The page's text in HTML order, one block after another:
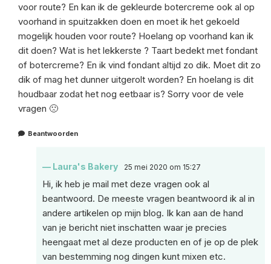
voor route? En kan ik de gekleurde botercreme ook al op
voorhand in spuitzakken doen en moet ik het gekoeld
mogelijk houden voor route? Hoelang op voorhand kan ik
dit doen? Wat is het lekkerste ? Taart bedekt met fondant
of botercreme? En ik vind fondant altijd zo dik. Moet dit zo
dik of mag het dunner uitgerolt worden? En hoelang is dit
houdbaar zodat het nog eetbaar is? Sorry voor de vele
vragen 🙁
Beantwoorden
Laura's Bakery 25 mei 2020 om 15:27
Hi, ik heb je mail met deze vragen ook al
beantwoord. De meeste vragen beantwoord ik al in
andere artikelen op mijn blog. Ik kan aan de hand
van je bericht niet inschatten waar je precies
heengaat met al deze producten en of je op de plek
van bestemming nog dingen kunt mixen etc.